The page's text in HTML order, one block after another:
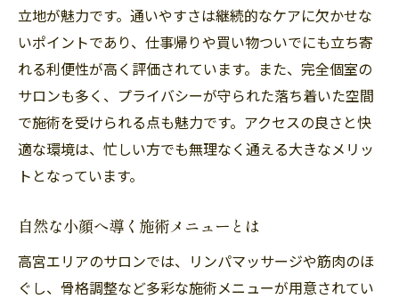
立地が魅力です。通いやすさは継続的なケアに欠かせな
いポイントであり、仕事帰りや買い物ついでにも立ち寄
れる利便性が高く評価されています。また、完全個室の
サロンも多く、プライバシーが守られた落ち着いた空間
で施術を受けられる点も魅力です。アクセスの良さと快
適な環境は、忙しい方でも無理なく通える大きなメリッ
トとなっています。
自然な小顔へ導く施術メニューとは
高宮エリアのサロンでは、リンパマッサージや筋肉のほ
ぐし、骨格調整など多彩な施術メニューが用意されてい